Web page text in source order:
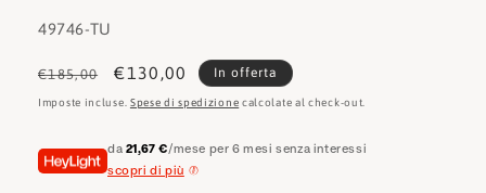
SKU:
49746-TU
Prezzo
di
€185,00
Prezzo
scontato
€130,00 In offerta
Imposte incluse. Spese di spedizione calcolate al check-out.
da 21,67 €/mese per 6 mesi senza interessi
scopri di più